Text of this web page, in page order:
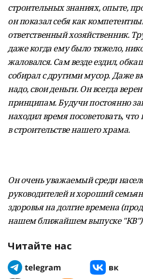
строительных знаниях, опыте,
он показал себя как
ответственный хозяйственник.
даже когда ему было тяжело,
жаловался. Сам везде ездил,
собирал с другими мусор. Даже
надо, свои деньги. Он всегда
принципам. Будучи постоянно
находил время посоветовать,
в строительстве нашего храма.
Он очень уважаемый среди
руководителей и хороший
здоровья на долгие времена
нашем ближайшем выпуске
Читайте нас